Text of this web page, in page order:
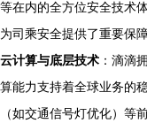
等在内的全方位安全技术
为司乘安全提供了重要保
云计算与底层技术 ：滴滴
算能力支持着全球业务的
（如交通信号灯优化）等